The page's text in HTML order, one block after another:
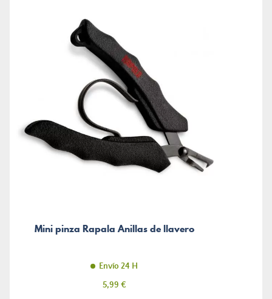
Mini pinza Rapala Anillas de llavero
Envío 24 H
Precio
5,99 €